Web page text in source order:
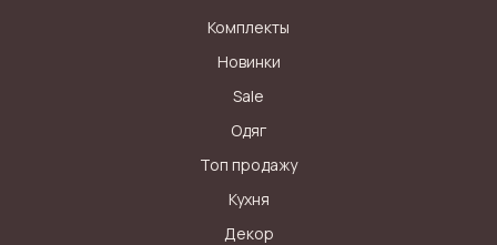
Комплекты
Новинки
Sale
Одяг
Топ продажу
Кухня
Декор